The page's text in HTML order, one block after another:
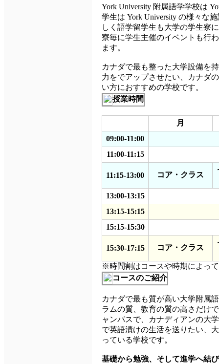
York University 附属語学学校は
学生は York University の様々な
しく語学留学生も大学の学生寮
寮毎に学生主催のイベントも行
ます。
カナダで最も整った大学設備を
力をでアップさせたい、カナダ
い方におすすめの学校です。
授業時間
月
09:00-11:00
11:00-11:15
11:15-13:00 コア・クラス
13:00-13:15
13:15-15:15
15:15-15:30
15:30-17:15 コア・クラス
※時間割はコースや時期によっ
コースのご紹介
カナダで最も質が高い大学附属
ラムの質、教育の質の高さだけ
ャンパスで、カナディアンの大
で英語漬けの生活を送りたい、
っている学校です。
基礎から勉強、そして進学へ結